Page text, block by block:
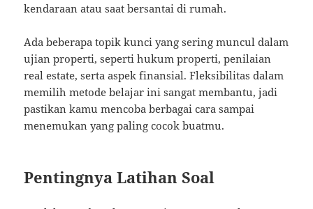
kendaraan atau saat bersantai di rumah.
Ada beberapa topik kunci yang sering muncul dalam
ujian properti, seperti hukum properti, penilaian
real estate, serta aspek finansial. Fleksibilitas dalam
memilih metode belajar ini sangat membantu, jadi
pastikan kamu mencoba berbagai cara sampai
menemukan yang paling cocok buatmu.
Pentingnya Latihan Soal